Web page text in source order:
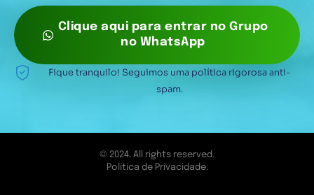
Clique aqui para entrar no Grupo
no WhatsApp
Fique tranquilo! Seguimos uma política rigorosa anti-
spam.
© 2024. All rights reserved.
Política de Privacidade.